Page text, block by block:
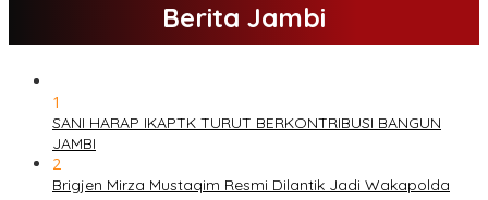
Berita Jambi
1
SANI HARAP IKAPTK TURUT BERKONTRIBUSI BANGUN
JAMBI
2
Brigjen Mirza Mustaqim Resmi Dilantik Jadi Wakapolda